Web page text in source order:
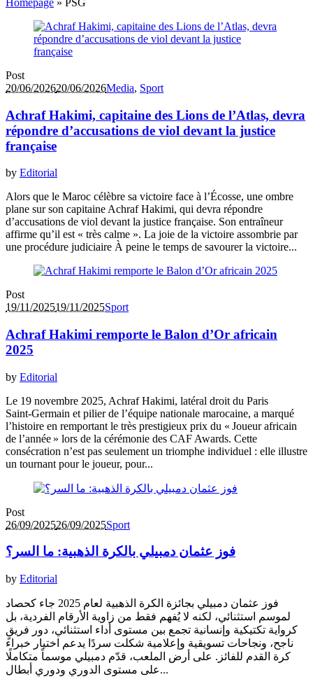
Post
20/06/202620/06/2026Media, Sport
Achraf Hakimi, capitaine des Lions de l’Atlas, devra
répondre d’accusations de viol devant la justice
française
by Editorial
Alors que le Maroc célèbre sa victoire face à l’Écosse, une ombre
plane sur son capitaine Achraf Hakimi, qui devra répondre
d’accusations de viol devant la justice française. Son entraîneur
affirme qu’il est « très calme ». La joie de la victoire assombrie par
une procédure judiciaire À peine le temps de savourer la victoire...
Post
19/11/202519/11/2025Sport
Achraf Hakimi remporte le Balon d’Or africain
2025
by Editorial
Le 19 novembre 2025, Achraf Hakimi, latéral droit du Paris
Saint‑Germain et pilier de l’équipe nationale marocaine, a marqué
l’histoire en remportant le très prestigieux prix du « Joueur africain
de l’année » lors de la cérémonie des CAF Awards. Cette
consécration n’est pas seulement un triomphe individuel : elle illustre
un tournant pour le joueur, pour...
Post
26/09/202526/09/2025Sport
فوز عثمان دمبيلي بالكرة الذهبية: ما السر؟
by Editorial
فوز عثمان دمبيلي بجائزة الكرة الذهبية لعام 2025 جاء كحصاد
لموسم استثنائي، لكنه لا يُفهم فقط من زاوية الأرقام الفردية، بل
كرواية تكتيكية وإنسانية تجمع بين مستوى أداء استثنائي، دور فريقٍ
ناجح، ونجاحات تسويقية وإعلامية شكلت سردًا يدعم اختيار خبراء
كرة القدم للفائز. على أرض الملعب، قدّم دمبيلي موسماً متكاملًا
على مستوى الدوري ودوري أبطال...